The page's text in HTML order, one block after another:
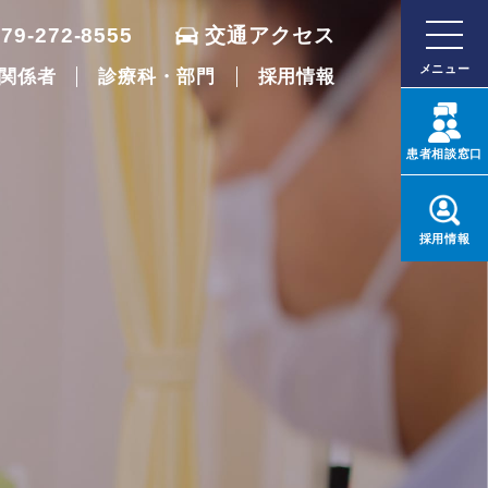
272-8555 交通アクセス
係者 診療科・部門 採用情報 メニュー
患者相談窓口
採用情報